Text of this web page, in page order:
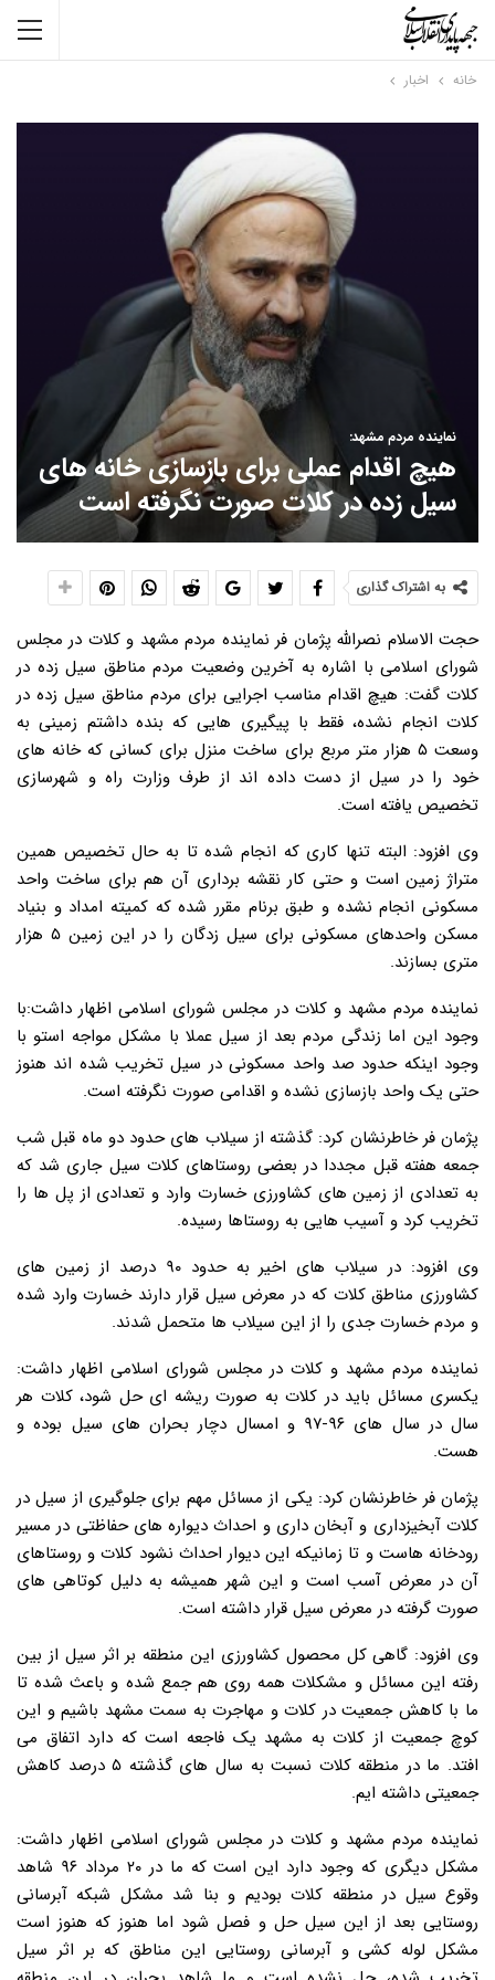
خانه اخبار
نماینده مردم مشهد:
هیچ اقدام عملی برای بازسازی خانه های
سیل زده در کلات صورت نگرفته است
به اشتراک گذاری
حجت الاسلام نصرالله پژمان فر نماینده مردم مشهد و کلات در مجلس
شورای اسلامی با اشاره به آخرین وضعیت مردم مناطق سیل زده در
کلات گفت: هیچ اقدام مناسب اجرایی برای مردم مناطق سیل زده در
کلات انجام نشده، فقط با پیگیری هایی که بنده داشتم زمینی به
وسعت ۵ هزار متر مربع برای ساخت منزل برای کسانی که خانه های
خود را در سیل از دست داده اند از طرف وزارت راه و شهرسازی
تخصیص یافته است.
وی افزود: البته تنها کاری که انجام شده تا به حال تخصیص همین
متراژ زمین است و حتی کار نقشه برداری آن هم برای ساخت واحد
مسکونی انجام نشده و طبق برنام مقرر شده که کمیته امداد و بنیاد
مسکن واحدهای مسکونی برای سیل زدگان را در این زمین ۵ هزار
متری بسازند.
نماینده مردم مشهد و کلات در مجلس شورای اسلامی اظهار داشت:با
وجود این اما زندگی مردم بعد از سیل عملا با مشکل مواجه استو با
وجود اینکه حدود صد واحد مسکونی در سیل تخریب شده اند هنوز
حتی یک واحد بازسازی نشده و اقدامی صورت نگرفته است.
پژمان فر خاطرنشان کرد: گذشته از سیلاب های حدود دو ماه قبل شب
جمعه هفته قبل مجددا در بعضی روستاهای کلات سیل جاری شد که
به تعدادی از زمین های کشاورزی خسارت وارد و تعدادی از پل ها را
تخریب کرد و آسیب هایی به روستاها رسیده.
وی افزود: در سیلاب های اخیر به حدود ۹۰ درصد از زمین های
کشاورزی مناطق کلات که در معرض سیل قرار دارند خسارت وارد شده
و مردم خسارت جدی را از این سیلاب ها متحمل شدند.
نماینده مردم مشهد و کلات در مجلس شورای اسلامی اظهار داشت:
یکسری مسائل باید در کلات به صورت ریشه ای حل شود، کلات هر
سال در سال های ۹۶-۹۷ و امسال دچار بحران های سیل بوده و
هست.
پژمان فر خاطرنشان کرد: یکی از مسائل مهم برای جلوگیری از سیل در
کلات آبخیزداری و آبخان داری و احداث دیواره های حفاظتی در مسیر
رودخانه هاست و تا زمانیکه این دیوار احداث نشود کلات و روستاهای
آن در معرض آسب است و این شهر همیشه به دلیل کوتاهی های
صورت گرفته در معرض سیل قرار داشته است.
وی افزود: گاهی کل محصول کشاورزی این منطقه بر اثر سیل از بین
رفته این مسائل و مشکلات همه روی هم جمع شده و باعث شده تا
ما با کاهش جمعیت در کلات و مهاجرت به سمت مشهد باشیم و این
کوچ جمعیت از کلات به مشهد یک فاجعه است که دارد اتفاق می
افتد. ما در منطقه کلات نسبت به سال های گذشته ۵ درصد کاهش
جمعیتی داشته ایم.
نماینده مردم مشهد و کلات در مجلس شورای اسلامی اظهار داشت:
مشکل دیگری که وجود دارد این است که ما در ۲۰ مرداد ۹۶ شاهد
وقوع سیل در منطقه کلات بودیم و بنا شد مشکل شبکه آبرسانی
روستایی بعد از این سیل حل و فصل شود اما هنوز که هنوز است
مشکل لوله کشی و آبرسانی روستایی این مناطق که بر اثر سیل